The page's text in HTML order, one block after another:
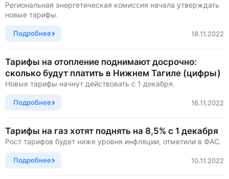
Региональная энергетическая комиссия начала утверждать
новые тарифы.
Подробнее 18.11.2022
Тарифы на отопление поднимают досрочно:
сколько будут платить в Нижнем Тагиле (цифры)
Новые тарифы начнут действовать с 1 декабря.
Подробнее 16.11.2022
Тарифы на газ хотят поднять на 8,5% с 1 декабря
Рост тарифов будет ниже уровня инфляции, отметили в ФАС.
Подробнее 10.11.2022